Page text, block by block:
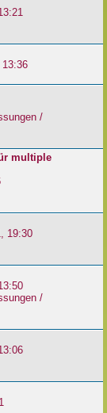
13:36
/
multiple
19:30
/